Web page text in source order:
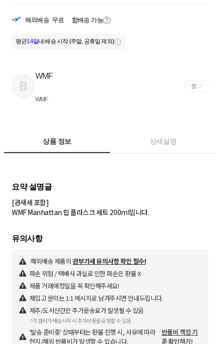
해외배송 무료 합배송 가능
평균14일내 배송 시작 (주말, 공휴일 제외)
WMF
WMF
찜
상품 정보 상세설명
요약 설명글
[관새세 포함]
WMF Manhattan 힙 플라스크 세트 200ml입니다.
유의사항
해외배송 제품의 관부가세 유의사항 확인 필수!
파손 위험 / 택배사 과실로 인한 파손은 환불 X
제품 거래예정일을 꼭 확인해주세요!
재입고 문의는 1:1 메시지로 남겨주시면 안내드립니다.
제주/도서산간은 추가운송료가 발생될 수 있음
*각 셀러가 배송시작 시 추가비용을 요청할 수 있음
'발송 준비중' 상태부터는 환불 진행 시, 사유에 따라
현지/해외 반품비가 발생할 수 있습니다.
반품비 책정 기
준 확인하기!